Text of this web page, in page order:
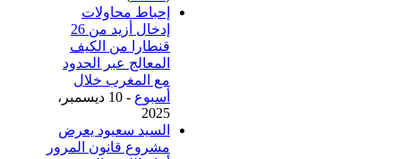
إحباط محاولات
إدخال أزيد من 26
قنطارا من الكيف
المعالج عبر الحدود
مع المغرب خلال
أسبوع
- 10 ديسمبر،
2025
السيد سعيود يعرض
مشروع قانون المرور